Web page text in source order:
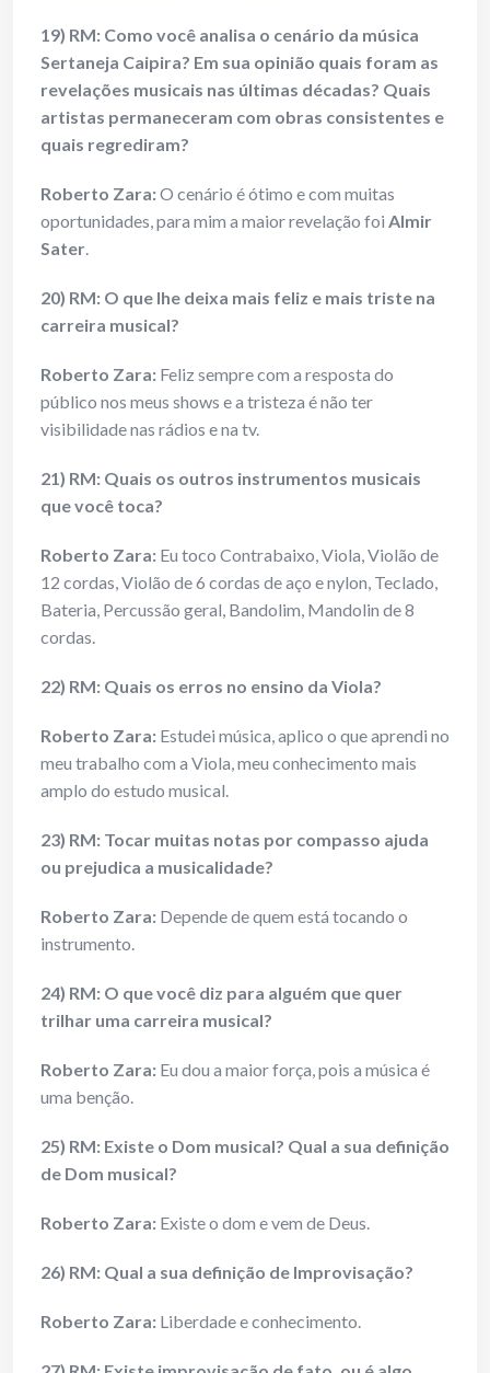
19) RM: Como você analisa o cenário da música
Sertaneja Caipira? Em sua opinião quais foram as
revelações musicais nas últimas décadas? Quais
artistas permaneceram com obras consistentes e
quais regrediram?
Roberto Zara:O cenário é ótimo e com muitas
oportunidades, para mim a maior revelação foi Almir
Sater.
20) RM: O que lhe deixa mais feliz e mais triste na
carreira musical?
Roberto Zara: Feliz sempre com a resposta do
público nos meus shows e a tristeza é não ter
visibilidade nas rádios e na tv.
21) RM: Quais os outros instrumentos musicais
que você toca?
Roberto Zara: Eu toco Contrabaixo, Viola, Violão de
12 cordas, Violão de 6 cordas de aço e nylon, Teclado,
Bateria, Percussão geral, Bandolim, Mandolin de 8
cordas.
22) RM: Quais os erros no ensino da Viola?
Roberto Zara: Estudei música, aplico o que aprendi no
meu trabalho com a Viola, meu conhecimento mais
amplo do estudo musical.
23) RM: Tocar muitas notas por compasso ajuda
ou prejudica a musicalidade?
Roberto Zara: Depende de quem está tocando o
instrumento.
24) RM: O que você diz para alguém que quer
trilhar uma carreira musical?
Roberto Zara: Eu dou a maior força, pois a música é
uma benção.
25) RM: Existe o Dom musical? Qual a sua definição
de Dom musical?
Roberto Zara: Existe o dom e vem de Deus.
26) RM: Qual a sua definição de Improvisação?
Roberto Zara: Liberdade e conhecimento.